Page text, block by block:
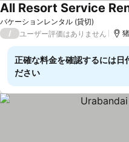
バケーションレンタル (貸切)
/ ユーザー評価はありません
正確な料金を確認するには日
ださい